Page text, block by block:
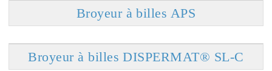
Broyeur à billes APS
Broyeur à billes DISPERMAT® SL-C